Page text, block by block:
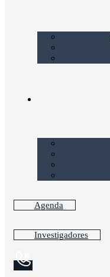
Agenda
Investigadores